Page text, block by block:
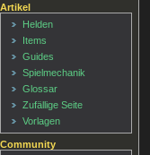
Artikel
Helden
Items
Guides
Spielmechanik
Glossar
Zufällige Seite
Vorlagen
Community